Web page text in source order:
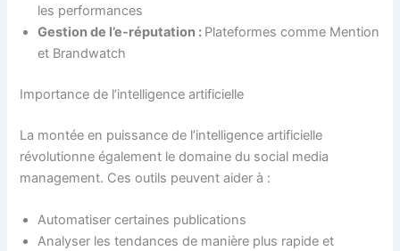
les performances
Gestion de l’e-réputation : Plateformes comme Mention
et Brandwatch
Importance de l’intelligence artificielle
La montée en puissance de l’intelligence artificielle
révolutionne également le domaine du social media
management. Ces outils peuvent aider à :
Automatiser certaines publications
Analyser les tendances de manière plus rapide et